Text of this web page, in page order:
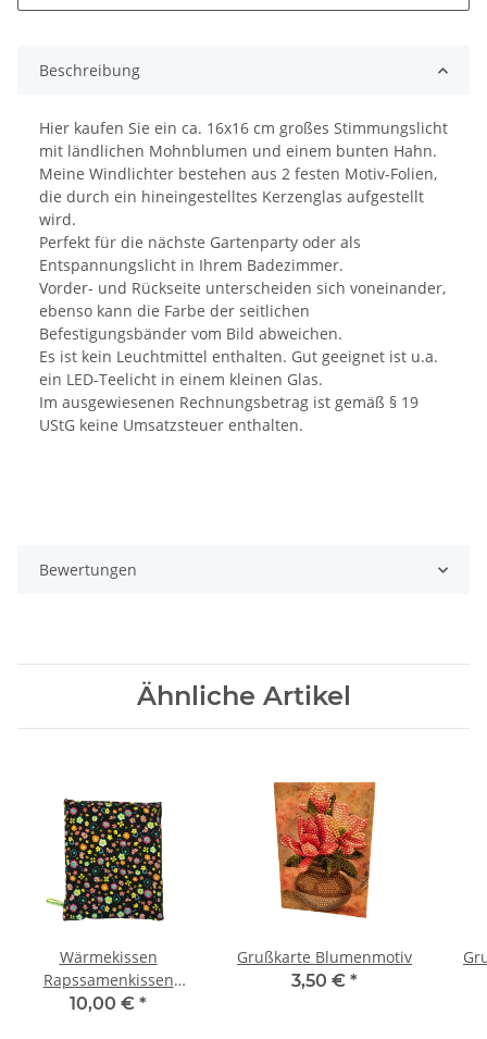
Beschreibung
Hier kaufen Sie ein ca. 16x16 cm großes Stimmungslicht
mit ländlichen Mohnblumen und einem bunten Hahn.
Meine Windlichter bestehen aus 2 festen Motiv-Folien,
die durch ein hineingestelltes Kerzenglas aufgestellt
wird.
Perfekt für die nächste Gartenparty oder als
Entspannungslicht in Ihrem Badezimmer.
Vorder- und Rückseite unterscheiden sich voneinander,
ebenso kann die Farbe der seitlichen
Befestigungsbänder vom Bild abweichen.
Es ist kein Leuchtmittel enthalten. Gut geeignet ist u.a.
ein LED-Teelicht in einem kleinen Glas.
Im ausgewiesenen Rechnungsbetrag ist gemäß § 19
UStG keine Umsatzsteuer enthalten.
Bewertungen
Ähnliche Artikel
Wärmekissen
Rapssamenkissen
quadratisch "farbige
10,00 € *
Grußkarte Blumenmotiv
3,50 € *